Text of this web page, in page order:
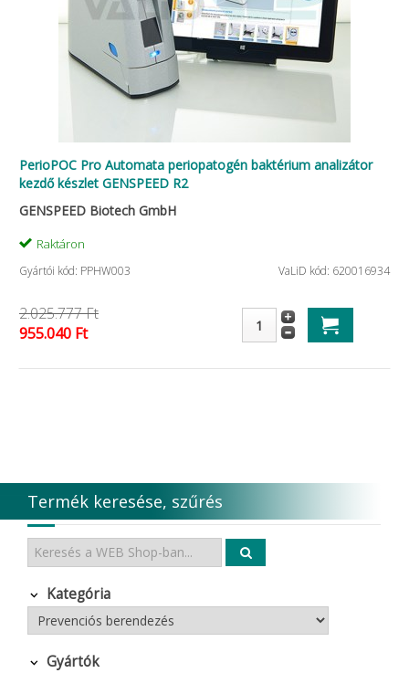
PerioPOC Pro Automata periopatogén baktérium analizátor
kezdő készlet GENSPEED R2
GENSPEED Biotech GmbH
Raktáron
Gyártói kód: PPHW003 VaLiD kód: 620016934
2.025.777 Ft
955.040 Ft
Termék keresése, szűrés
Kategória
Gyártók